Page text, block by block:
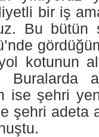
bir iş
Bu bütün
kotunun
ise şehri
şehri adeta